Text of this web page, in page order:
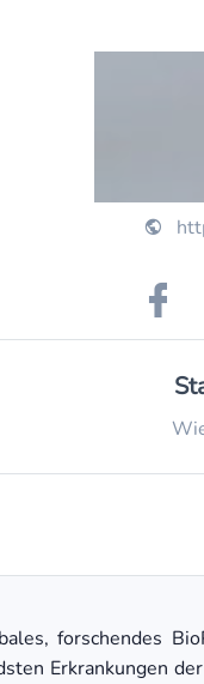
forschendes
Erkrankungen